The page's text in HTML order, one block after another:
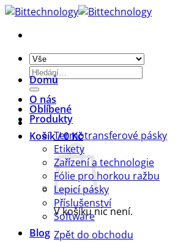
Přeskočit
obsah
Hledat:
Oblíbené
Košík /0Kč
V košíku nic není.
Zpět do obchodu
Domů
O nás
Produkty
Termotransferové pásky
Etikety
Zařízení a technologie
Fólie pro horkou ražbu
Lepicí pásky
Příslušenství
Software
Blog